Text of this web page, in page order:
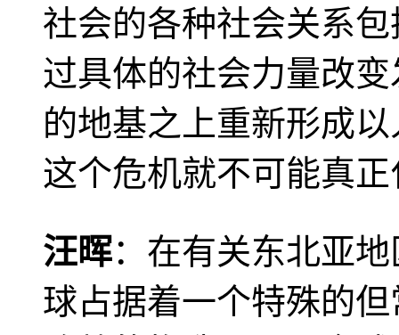
社会的各种社会关系
过具体的社会力量改
的地基之上重新形成
这个危机就不可能真
汪晖：在有关东北亚
球占据着一个特殊的